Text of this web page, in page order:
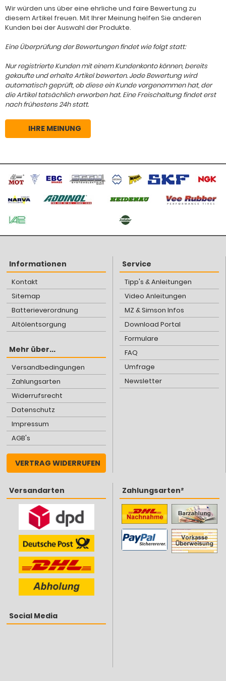
Wir würden uns über eine ehrliche und faire Bewertung zu
diesem Artikel freuen. Mit Ihrer Meinung helfen Sie anderen
Kunden bei der Auswahl der Produkte.
Eine Überprüfung der Bewertungen findet wie folgt statt:
Nur registrierte Kunden mit einem Kundenkonto können, bereits
gekaufte und erhalte Artikel bewerten. Jede Bewertung wird
automatisch geprüft, ob diese ein Kunde vorgenommen hat, der
die Artikel tatsächlich erworben hat. Eine Freischaltung findet erst
nach frühestens 24h statt.
IHRE MEINUNG
Informationen
Kontakt
Sitemap
Batterieverordnung
Altölentsorgung
Mehr über...
Versandbedingungen
Zahlungsarten
Widerrufsrecht
Datenschutz
Impressum
AGB's
VERTRAG WIDERRUFEN
Service
Tipp's & Anleitungen
Video Anleitungen
MZ & Simson Infos
Download Portal
Formulare
FAQ
Umfrage
Newsletter
Versandarten
Social Media
Zahlungsarten²